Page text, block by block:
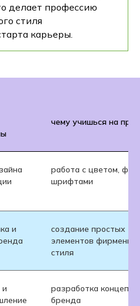
делает профессию
стиля
карьеры.
чему учишься на
работа с цветом,
шрифтами
и
создание простых
элементов
стиля
и
разработка
бренда